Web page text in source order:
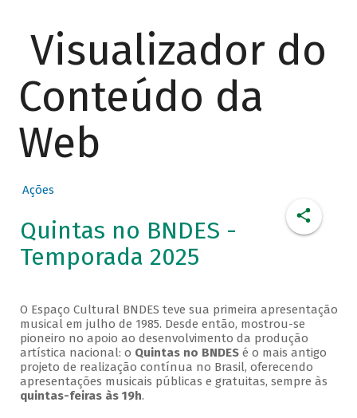
Visualizador do
Conteúdo da
Web
Ações
Quintas no BNDES -
Temporada 2025
O Espaço Cultural BNDES teve sua primeira apresentação
musical em julho de 1985. Desde então, mostrou-se
pioneiro no apoio ao desenvolvimento da produção
artística nacional: o Quintas no BNDESé o mais antigo
projeto de realização contínua no Brasil, oferecendo
apresentações musicais públicas e gratuitas, sempre às
quintas-feiras às 19h.